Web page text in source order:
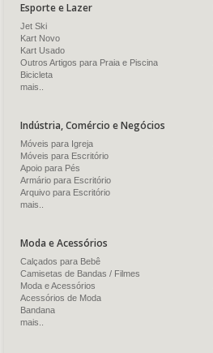
Esporte e Lazer
Jet Ski
Kart Novo
Kart Usado
Outros Artigos para Praia e Piscina
Bicicleta
mais..
Indústria, Comércio e Negócios
Móveis para Igreja
Móveis para Escritório
Apoio para Pés
Armário para Escritório
Arquivo para Escritório
mais..
Moda e Acessórios
Calçados para Bebê
Camisetas de Bandas / Filmes
Moda e Acessórios
Acessórios de Moda
Bandana
mais..